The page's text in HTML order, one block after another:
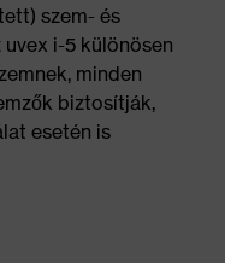
szem- és
i-5 különösen
minden
biztosítják,
esetén is